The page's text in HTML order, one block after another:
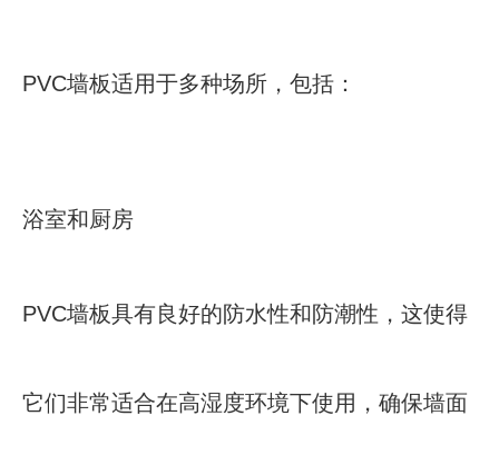
PVC墙板适用于多种场所，包括：
浴室和厨房
PVC墙板具有良好的防水性和防潮性，这使得
它们非常适合在高湿度环境下使用，确保墙面